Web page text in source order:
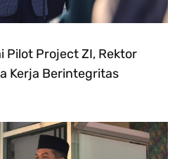
Pilot Project ZI, Rektor
Kerja Berintegritas